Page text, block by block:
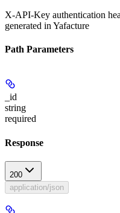
X-API-Key authentication
generated in Yafacture
Path Parameters
_id
string
required
Response
200
application/json